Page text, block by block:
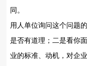
同。
用人单位询问这个问题
是否有道理；二是看你
业的标准、动机，对企业